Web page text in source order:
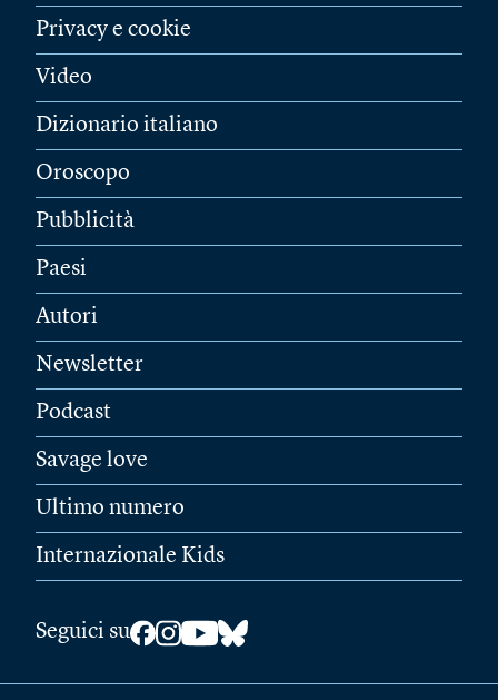
Privacy e cookie
Video
Dizionario italiano
Oroscopo
Pubblicità
Paesi
Autori
Newsletter
Podcast
Savage love
Ultimo numero
Internazionale Kids
Seguici su